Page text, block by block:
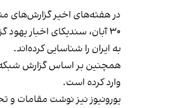
در هفته‌های اخیر گزارش‌های
۳۰ آبان، سندیکای اخبار یهود گزارش داد نشانه‌ها از
به ایران را شناسایی کرده‌اند.
همچنین بر اساس گزارش شبکه سی‌ان‌ان، طی چند ماه گذشته ۱۰
وارد کرده است.
یورونیوز نیز نوشت مقامات و